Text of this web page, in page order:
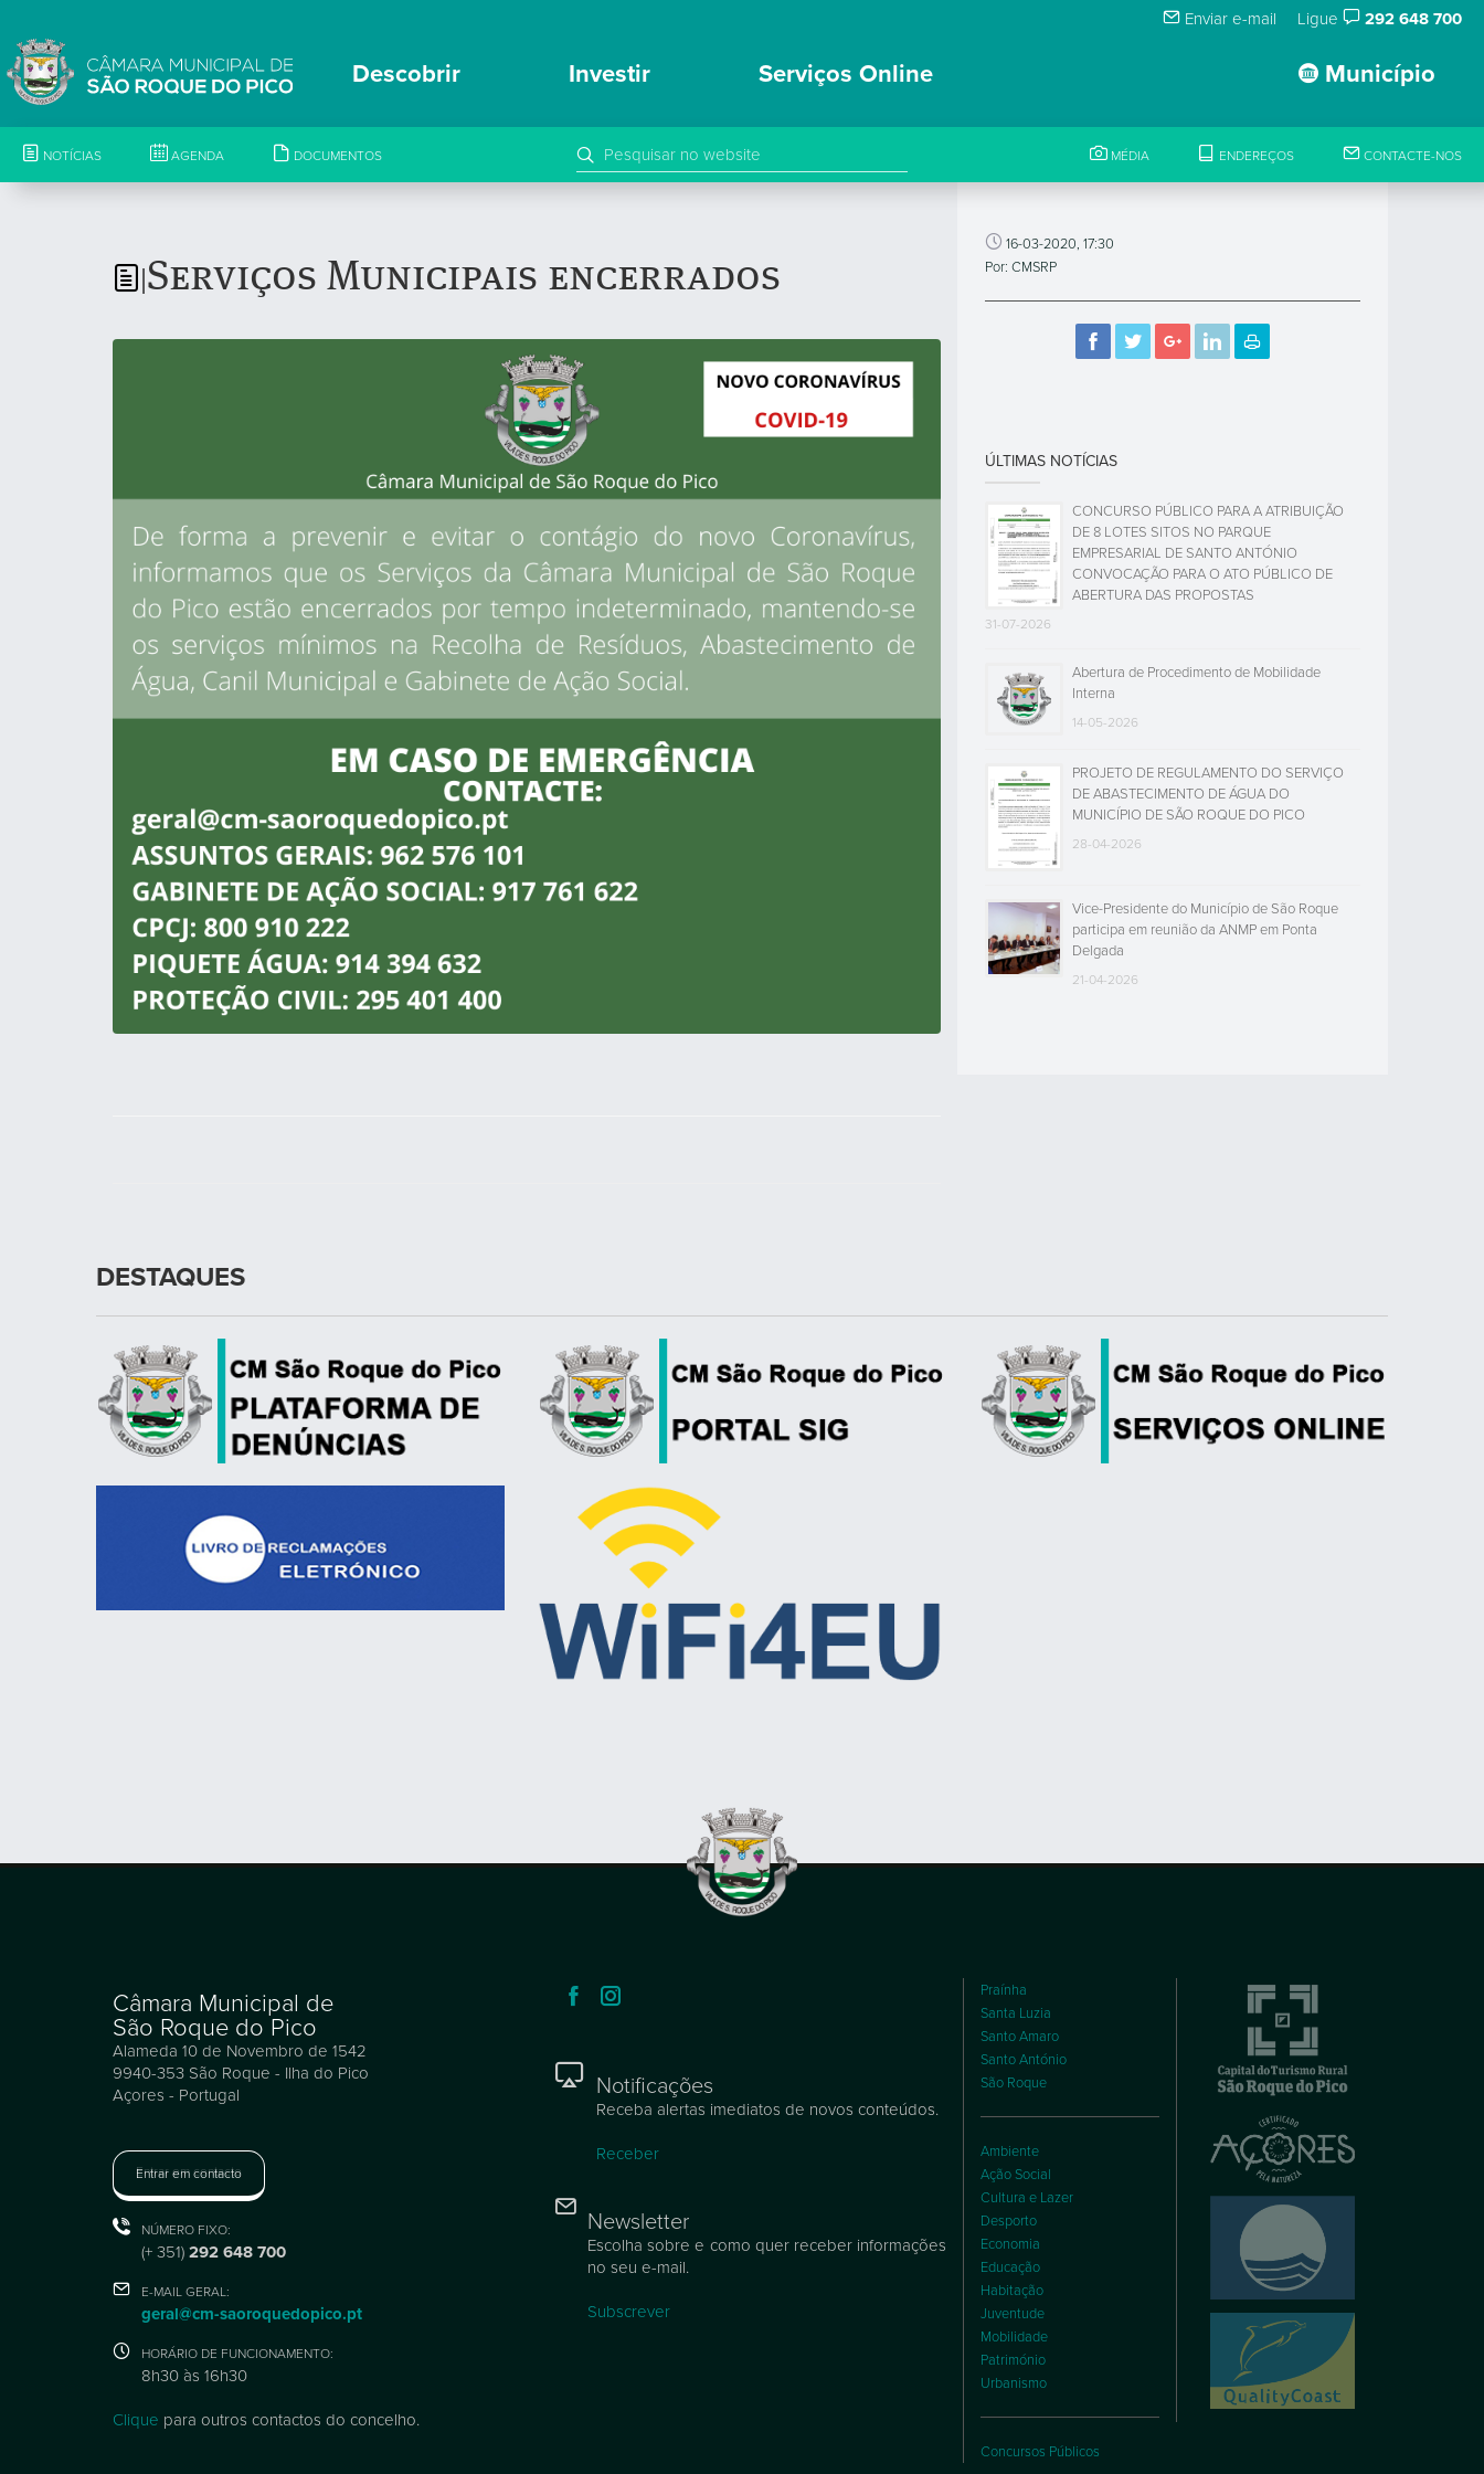
Enviar e-mail Ligue 292 648 700
Município
Descobrir Investir Serviços Online
NOTÍCIAS AGENDA DOCUMENTOS MÉDIA ENDEREÇOS CONTACTE-NOS
Serviços Municipais encerrados
16-03-2020, 17:30
Por: CMSRP
ÚLTIMAS NOTÍCIAS
CONCURSO PÚBLICO PARA A ATRIBUIÇÃO
DE 8 LOTES SITOS NO PARQUE
EMPRESARIAL DE SANTO ANTÓNIO
CONVOCAÇÃO PARA O ATO PÚBLICO DE
ABERTURA DAS PROPOSTAS
31-07-2026
Abertura de Procedimento de Mobilidade
Interna
14-05-2026
PROJETO DE REGULAMENTO DO SERVIÇO
DE ABASTECIMENTO DE ÁGUA DO
MUNICÍPIO DE SÃO ROQUE DO PICO
28-04-2026
Vice-Presidente do Município de São Roque
participa em reunião da ANMP em Ponta
Delgada
21-04-2026
DESTAQUES
Câmara Municipal de
São Roque do Pico
Alameda 10 de Novembro de 1542
9940-353 São Roque - Ilha do Pico
Açores - Portugal
Entrar em contacto
NÚMERO FIXO:
(+ 351) 292 648 700
E-MAIL GERAL:
geral@cm-saoroquedopico.pt
HORÁRIO DE FUNCIONAMENTO:
8h30 às 16h30
Clique para outros contactos do concelho.
Notificações
Receba alertas imediatos de novos conteúdos.
Receber
Newsletter
Escolha sobre e como quer receber informações
no seu e-mail.
Subscrever
Praínha
Santa Luzia
Santo Amaro
Santo António
São Roque
Ambiente
Ação Social
Cultura e Lazer
Desporto
Economia
Educação
Habitação
Juventude
Mobilidade
Património
Urbanismo
Concursos Públicos